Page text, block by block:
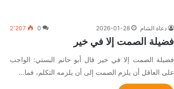
دعاة الشام 2026-01-28
0 2٬207
فضيلة الصمت إلا في خير
فضيلة الصمت إلا في خير قال أبو حاتم البستي: الواجب
على العاقل أن يلزم الصمت إلى أن يلزمه التكلم، فما…